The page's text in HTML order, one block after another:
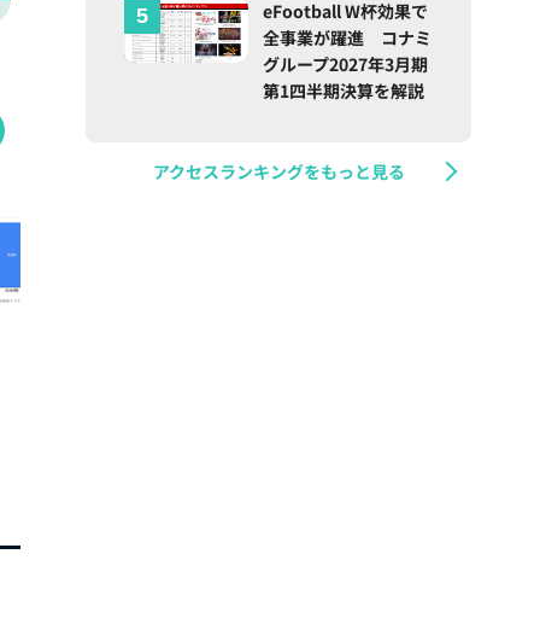
eFootball W杯効果で
全事業が躍進 コナミ
グループ2027年3月期
第1四半期決算を解説
アクセスランキングをもっと見る